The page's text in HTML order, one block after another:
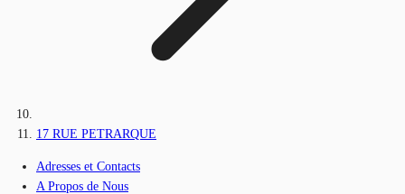
17 RUE PETRARQUE
Adresses et Contacts
A Propos de Nous